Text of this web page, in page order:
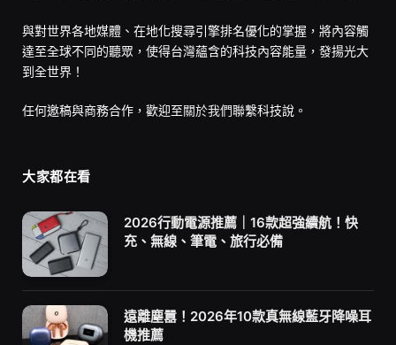
與對世界各地媒體、在地化搜尋引擎排名優化的掌握，將內容觸
達至全球不同的聽眾，使得台灣蘊含的科技內容能量，發揚光大
到全世界！
任何邀稿與商務合作，歡迎至關於我們聯繫科技說。
大家都在看
2026行動電源推薦｜16款超強續航！快
充、無線、筆電、旅行必備
遠離塵囂！2026年10款真無線藍牙降噪耳
機推薦